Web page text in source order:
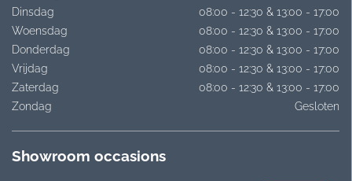
Dinsdag
08:00 - 12:30 & 13:00 - 17:00
Woensdag
08:00 - 12:30 & 13:00 - 17:00
Donderdag
08:00 - 12:30 & 13:00 - 17:00
Vrijdag
08:00 - 12:30 & 13:00 - 17:00
Zaterdag
08:00 - 12:30 & 13:00 - 17:00
Zondag
Gesloten
Showroom occasions